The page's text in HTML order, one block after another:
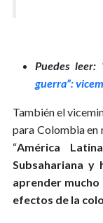
Puedes leer:
guerra”:
También el
para Colombia en
“América
Subsahariana y
aprender
efectos de la